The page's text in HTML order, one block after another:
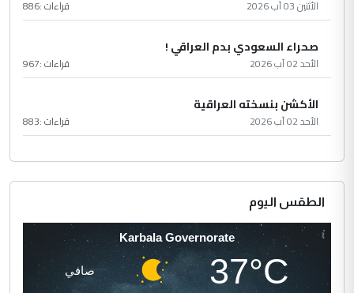
الأثنين 03 آب 2026 قراءات :886
صحراء السعودي بدم العراقي !
الأحد 02 آب 2026 قراءات :967
الأكشن بنسخته العراقية
الأحد 02 آب 2026 قراءات :883
الطقس اليوم
Karbala Governorate
37°C صافي